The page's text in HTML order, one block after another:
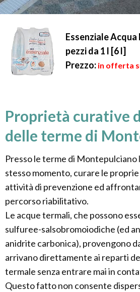
Essenziale
pezzi da 1 l [6 l]
Prezzo: in offerta
Proprietà curative
delle terme di
Presso le terme di Montepulciano
stesso momento, curare le
attività di prevenzione ed
percorso riabilitativo.
Le acque termali, che possono
sulfuree-salsobromoiodiche (ed
anidrite carbonica), provengono
arrivano direttamente ai reparti
termale senza entrare mai in
Questo fatto non consente